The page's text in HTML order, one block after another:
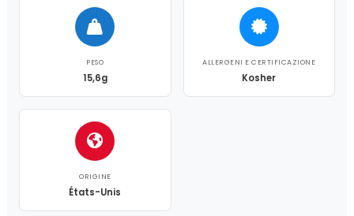
PESO
15,6g
ALLERGENI E CERTIFICAZIONE
Kosher
ORIGINE
États-Unis